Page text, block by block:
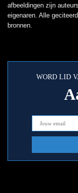
afbeeldingen zijn
eigenaren. Alle
bronnen.
WORD LID